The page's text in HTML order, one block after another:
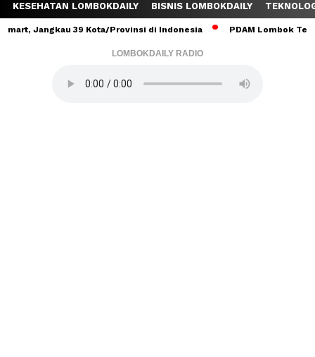
KESEHATAN LOMBOKDAILY BISNIS LOMBOKDAILY
39 Kota/Provinsi di Indonesia PDAM Lombok Tengah
LOMBOKDAILY RADIO